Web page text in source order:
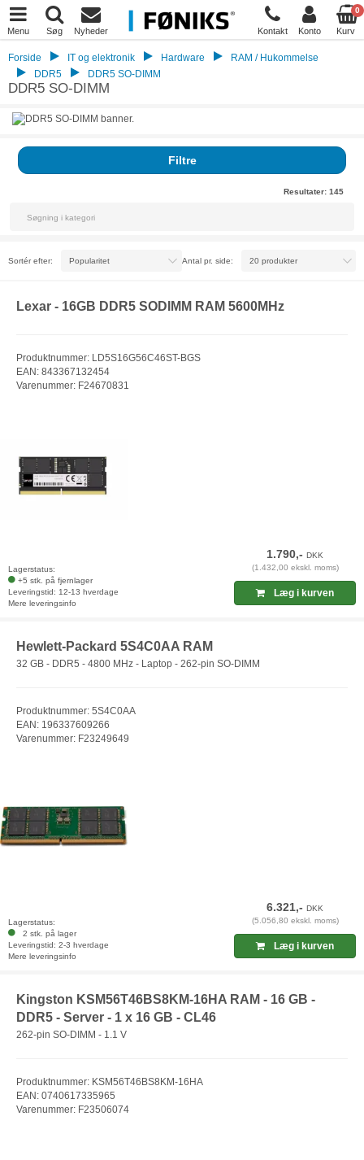
Menu Søg Nyheder Kontakt Konto
0
Kurv
Forside IT og elektronik Hardware
RAM / Hukommelse
DDR5
DDR5 SO-DIMM
DDR5 SO-DIMM
Filtre
Resultater: 145
Sortér efter: Antal pr. side:
Lexar - 16GB DDR5 SODIMM RAM 5600MHz
Produktnummer: LD5S16G56C46ST-BGS
EAN: 843367132454
Varenummer: F24670831
Lagerstatus:
+5 stk. på fjernlager
Leveringstid: 12-13 hverdage
Mere leveringsinfo
1.790,-DKK
(1.432,00 ekskl. moms)
Læg i kurven
Hewlett-Packard 5S4C0AA RAM
32 GB - DDR5 - 4800 MHz - Laptop - 262-pin SO-DIMM
Produktnummer: 5S4C0AA
EAN: 196337609266
Varenummer: F23249649
Lagerstatus:
2 stk. på lager
Leveringstid: 2-3 hverdage
Mere leveringsinfo
6.321,-DKK
(5.056,80 ekskl. moms)
Læg i kurven
Kingston KSM56T46BS8KM-16HA RAM - 16 GB -
DDR5 - Server - 1 x 16 GB - CL46
262-pin SO-DIMM - 1.1 V
Produktnummer: KSM56T46BS8KM-16HA
EAN: 0740617335965
Varenummer: F23506074